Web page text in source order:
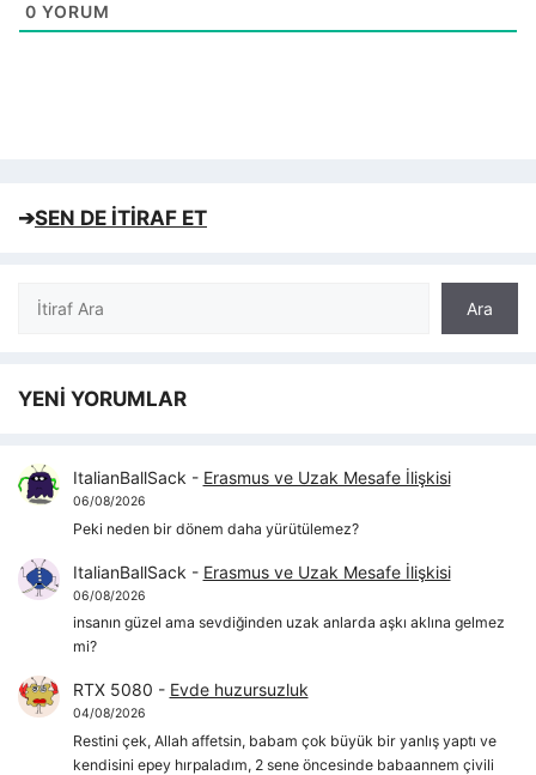
0 YORUM
➔SEN DE İTİRAF ET
Ara
Ara
YENİ YORUMLAR
ItalianBallSack - Erasmus ve Uzak Mesafe İlişkisi
06/08/2026
Peki neden bir dönem daha yürütülemez?
ItalianBallSack - Erasmus ve Uzak Mesafe İlişkisi
06/08/2026
insanın güzel ama sevdiğinden uzak anlarda aşkı aklına gelmez
mi?
RTX 5080 - Evde huzursuzluk
04/08/2026
Restini çek, Allah affetsin, babam çok büyük bir yanlış yaptı ve
kendisini epey hırpaladım, 2 sene öncesinde babaannem çivili